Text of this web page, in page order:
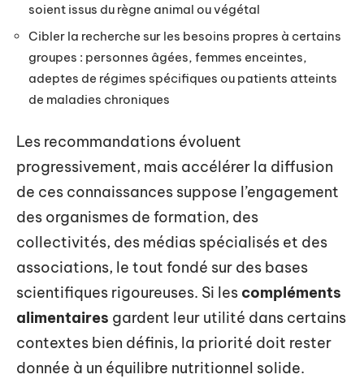
soient issus du règne animal ou végétal
Cibler la recherche sur les besoins propres à certains
groupes : personnes âgées, femmes enceintes,
adeptes de régimes spécifiques ou patients atteints
de maladies chroniques
Les recommandations évoluent
progressivement, mais accélérer la diffusion
de ces connaissances suppose l’engagement
des organismes de formation, des
collectivités, des médias spécialisés et des
associations, le tout fondé sur des bases
scientifiques rigoureuses. Si les compléments
alimentaires gardent leur utilité dans certains
contextes bien définis, la priorité doit rester
donnée à un équilibre nutritionnel solide.